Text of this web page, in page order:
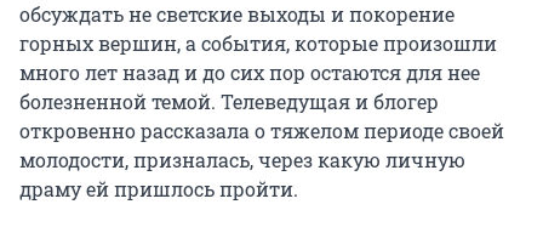
обсуждать не светские выходы и покорение
горных вершин, а события, которые произошли
много лет назад и до сих пор остаются для нее
болезненной темой. Телеведущая и блогер
откровенно рассказала о тяжелом периоде своей
молодости, призналась, через какую личную
драму ей пришлось пройти.